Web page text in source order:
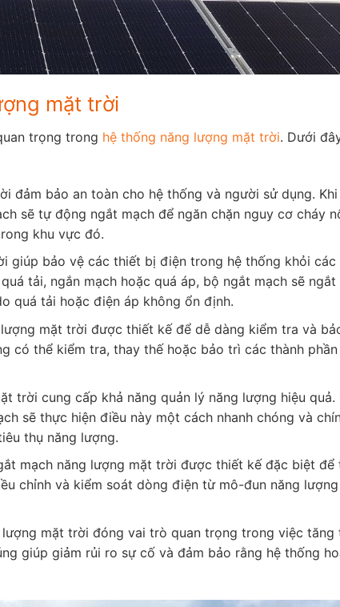
mặt trời
trọng trong hệ thống năng lượng mặt trời. Dưới
đảm bảo an toàn cho hệ thống và người sử dụng.
sẽ tự động ngắt mạch để ngăn chặn nguy cơ cháy
khu vực đó.
giúp bảo vệ các thiết bị điện trong hệ thống khỏi các
tải, ngắn mạch hoặc quá áp, bộ ngắt mạch sẽ ngắt
quá tải hoặc điện áp không ổn định.
mặt trời được thiết kế để dễ dàng kiểm tra và
có thể kiểm tra, thay thế hoặc bảo trì các thành
trời cung cấp khả năng quản lý năng lượng hiệu quả.
sẽ thực hiện điều này một cách nhanh chóng và
thụ năng lượng.
mạch năng lượng mặt trời được thiết kế đặc biệt để
chỉnh và kiểm soát dòng điện từ mô-đun năng
mặt trời đóng vai trò quan trọng trong việc tăng
giúp giảm rủi ro sự cố và đảm bảo rằng hệ thống